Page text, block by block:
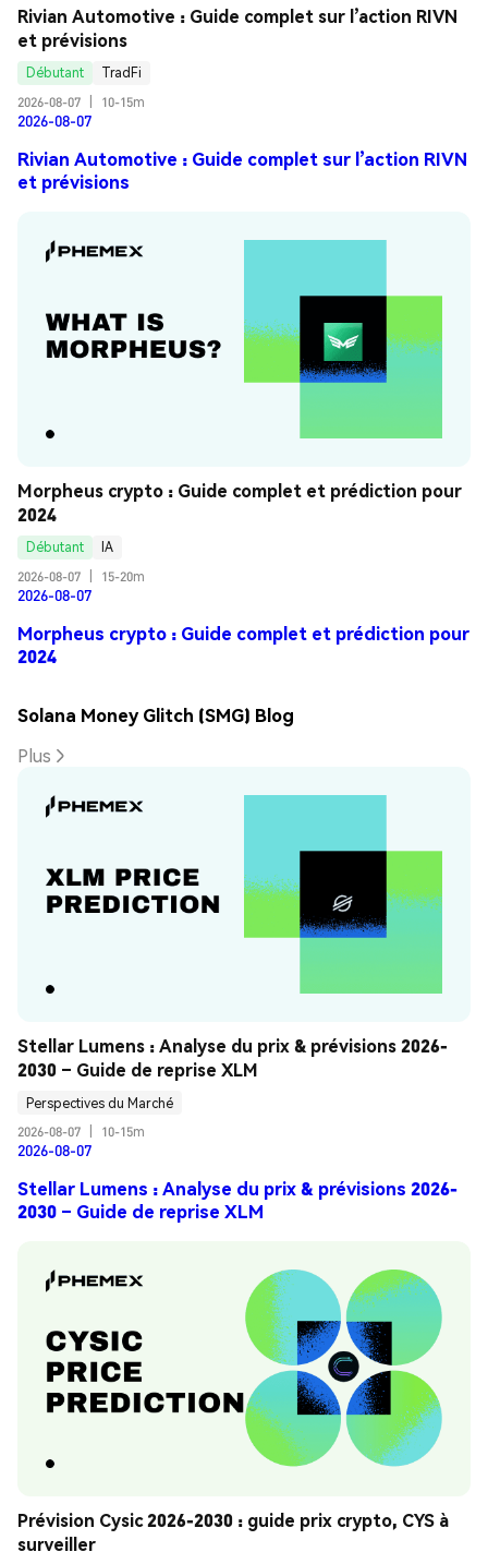
Rivian Automotive : Guide complet sur l’action RIVN
et prévisions
Débutant
TradFi
2026-08-07
10-15m
2026-08-07
Rivian Automotive : Guide complet sur l’action RIVN
et prévisions
Morpheus crypto : Guide complet et prédiction pour
2024
Débutant
IA
2026-08-07
15-20m
2026-08-07
Morpheus crypto : Guide complet et prédiction pour
2024
Solana Money Glitch (SMG) Blog
Plus
Stellar Lumens : Analyse du prix & prévisions 2026-
2030 – Guide de reprise XLM
Perspectives du Marché
2026-08-07
10-15m
2026-08-07
Stellar Lumens : Analyse du prix & prévisions 2026-
2030 – Guide de reprise XLM
Prévision Cysic 2026-2030 : guide prix crypto, CYS à
surveiller